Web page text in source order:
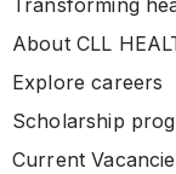
Transforming
About CLL
Explore careers
Scholarship
Current